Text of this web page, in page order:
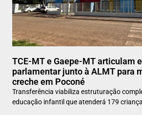
TCE-MT e Gaepe-MT articulam
parlamentar junto à ALMT para
creche em Poconé
Transferência viabiliza estruturação
educação infantil que atenderá 179